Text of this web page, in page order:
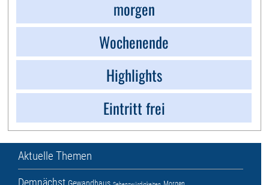
morgen
Wochenende
Highlights
Eintritt frei
Aktuelle Themen
Demnächst